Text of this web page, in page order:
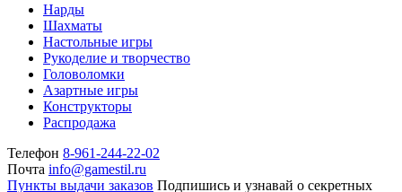
Нарды
Шахматы
Настольные игры
Рукоделие и творчество
Головоломки
Азартные игры
Конструкторы
Распродажа
Телефон 8-961-244-22-02
Почта info@gamestil.ru
Пункты выдачи заказов Подпишись и узнавай о секретных